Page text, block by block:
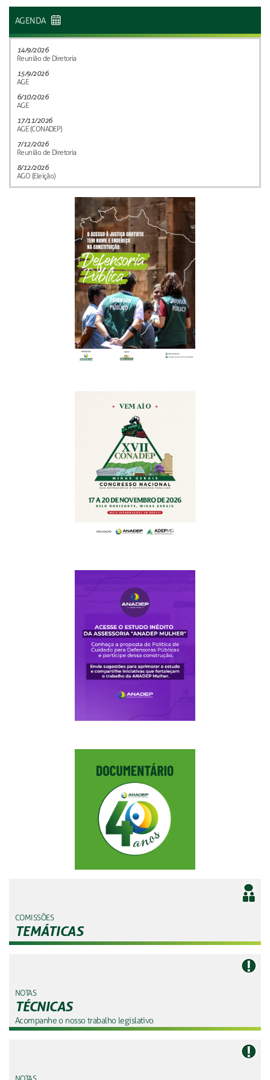
AGENDA
14/9/2026
Reunião de Diretoria
15/9/2026
AGE
6/10/2026
AGE
17/11/2026
AGE (CONADEP)
7/12/2026
Reunião de Diretoria
8/12/2026
AGO (Eleição)
COMISSÕES
TEMÁTICAS
NOTAS
TÉCNICAS
Acompanhe o nosso trabalho legislativo